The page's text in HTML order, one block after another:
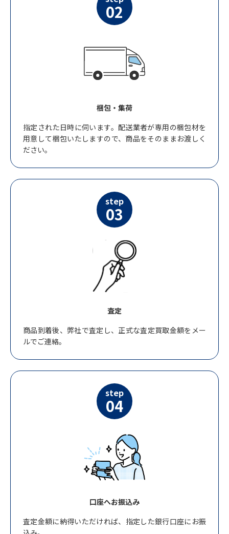
02
梱包・集荷
指定された日時に伺います。配送業者が専用の梱包材を
用意して梱包いたしますので、商品をそのままお渡しく
ださい。
step
03
査定
商品到着後、弊社で査定し、正式な査定買取金額をメー
ルでご連絡。
step
04
口座へお振込み
査定金額に納得いただければ、指定した銀行口座にお振